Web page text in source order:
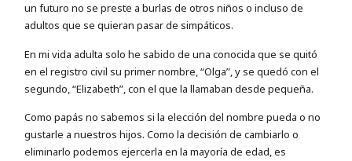
un futuro no se preste a burlas de otros niños o incluso de
adultos que se quieran pasar de simpáticos.
En mi vida adulta solo he sabido de una conocida que se quitó
en el registro civil su primer nombre, “Olga”, y se quedó con el
segundo, “Elizabeth”, con el que la llamaban desde pequeña.
Como papás no sabemos si la elección del nombre pueda o no
gustarle a nuestros hijos. Como la decisión de cambiarlo o
eliminarlo podemos ejercerla en la mayoría de edad, es